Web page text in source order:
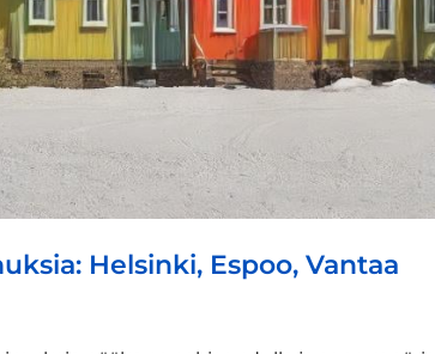
Helsinki, Espoo, Vantaa